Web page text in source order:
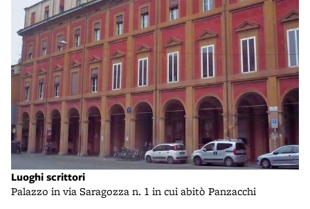
Luoghi scrittori
Palazzo in via Saragozza n. 1 in cui abitò Panzacchi